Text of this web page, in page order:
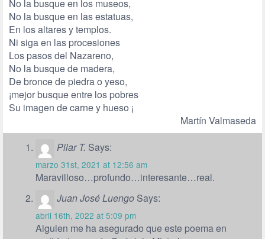
No la busque en los museos,
No la busque en las estatuas,
En los altares y templos.
Ni siga en las procesiones
Los pasos del Nazareno,
No la busque de madera,
De bronce de piedra o yeso,
¡mejor busque entre los pobres
Su imagen de carne y hueso ¡
Martín Valmaseda
Pilar T. Says:
marzo 31st, 2021 at 12:56 am
Maravilloso…profundo…interesante…real.
Juan José Luengo Says:
abril 16th, 2022 at 5:09 pm
Alguien me ha asegurado que este poema en